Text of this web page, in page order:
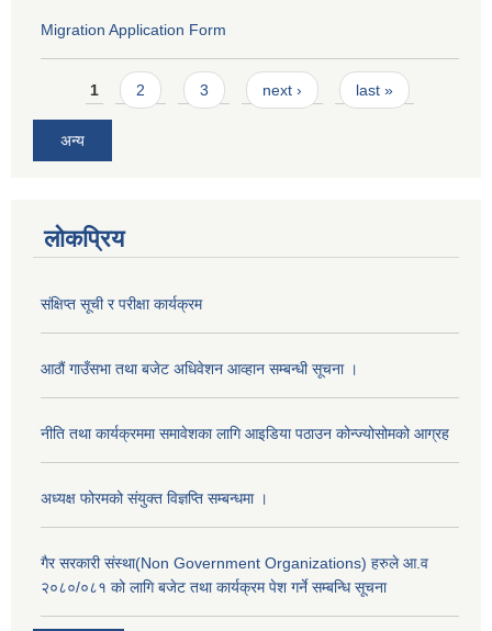
Migration Application Form
Pages
1 2 3 next › last »
अन्य
लोकप्रिय
संक्षिप्त सूची र परीक्षा कार्यक्रम
आठौं गाउँसभा तथा बजेट अधिवेशन आव्हान सम्बन्धी सूचना ।
नीति तथा कार्यक्रममा समावेशका लागि आइडिया पठाउन कोन्ज्योसोमको आग्रह
अध्यक्ष फोरमको संयुक्त विज्ञप्ति सम्बन्धमा ।
गैर सरकारी संस्था(Non Government Organizations) हरुले आ.व
२०८०/०८१ को लागि बजेट तथा कार्यक्रम पेश गर्ने सम्बन्धि सूचना